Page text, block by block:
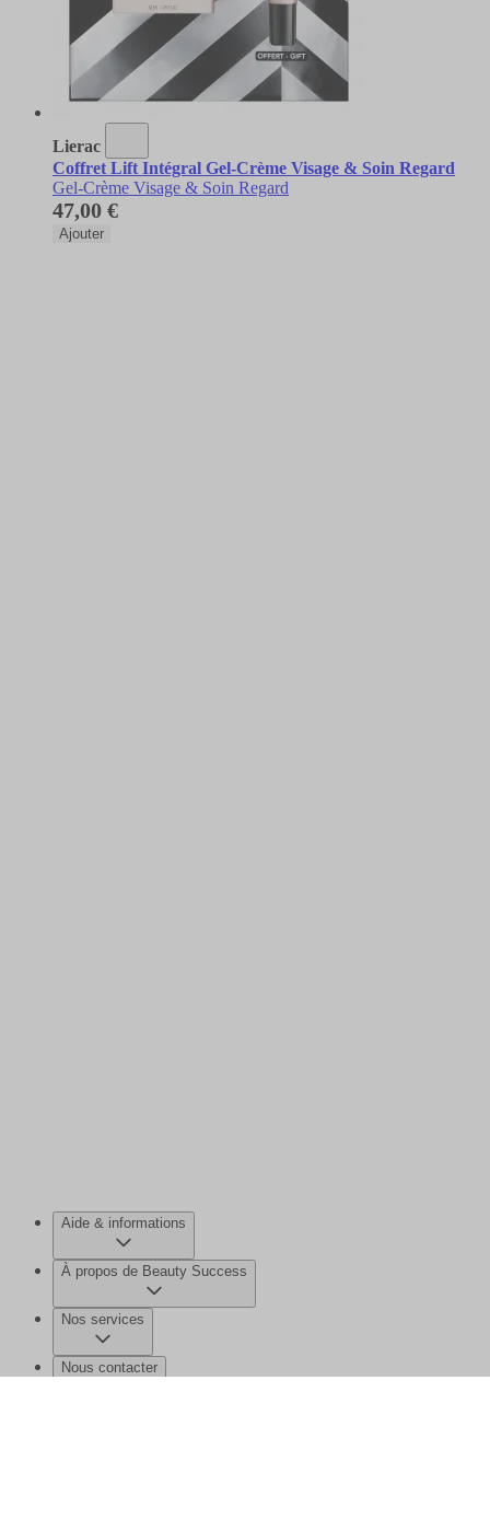
Lierac
Coffret Lift Intégral Gel-Crème Visage & Soin Regard
Gel-Crème Visage & Soin Regard
47,00 €
Ajouter
Aide & informations
À propos de Beauty Success
Nos services
Nous contacter